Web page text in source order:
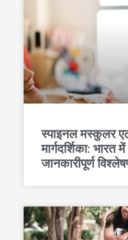
स्पाइनल मस्कुलर
मार्गदर्शिका:
जानकारीपूर्ण